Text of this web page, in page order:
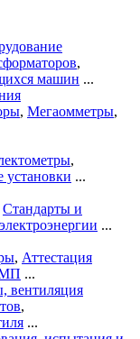
,
машин ...
, Мегаомметры,
,
...
Стандарты и
...
, Аттестация
...
вентиляция
,
...